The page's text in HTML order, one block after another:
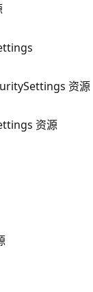
资源
资源